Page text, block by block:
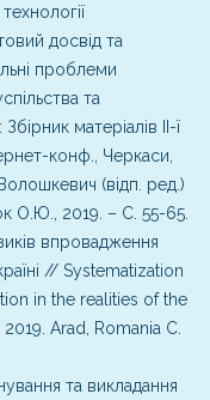
досвід та
проблеми
та
матеріалів ІІ-ї
конф., Черкаси,
(відп. ред.)
О.Ю., 2019. – С. 55-65.
впровадження
// Systematization
in the realities of the
Arad, Romania С.
та викладання